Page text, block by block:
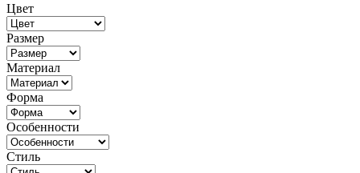
Цвет
Размер
Материал
Форма
Особенности
Стиль